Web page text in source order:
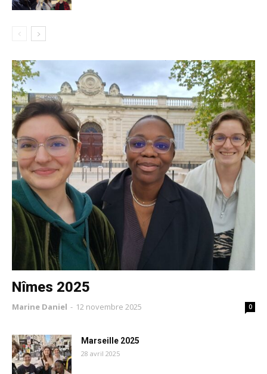
Nîmes 2025
Marine Daniel - 12 novembre 2025 0
Marseille 2025
28 avril 2025